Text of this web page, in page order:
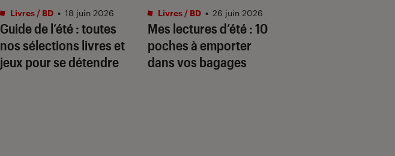
Guide de l’été : toutes
nos sélections livres et
jeux pour se détendre
Livres / BD • 18 juin 2026
Mes lectures d’été : 10
poches à emporter
dans vos bagages
Livres / BD • 26 juin 2026